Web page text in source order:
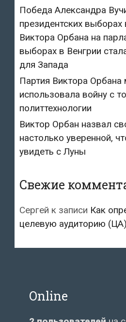
Победа Александра
президентских выборах
Виктора Орбана на
выборах в Венгрии
для Запада
Партия Виктора Орбана
использовала войну с
политтехнологии
Виктор Орбан назвал
настолько уверенной,
увидеть с Луны
Свежие
Сергей к записи Как
целевую аудиторию
Online